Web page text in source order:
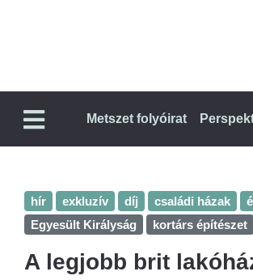
Metszet folyóirat
hír exkluzív díj családi házak
Egyesült Királyság
kortárs építészet
A legjobb brit